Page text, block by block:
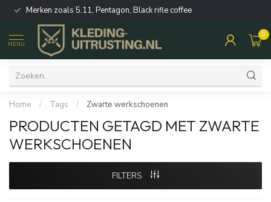
Merken zoals 5.11, Pentagon, Black rifle coffee
MENU
0
Home / Tags / Zwarte werkschoenen
PRODUCTEN GETAGD MET ZWARTE
WERKSCHOENEN
FILTERS